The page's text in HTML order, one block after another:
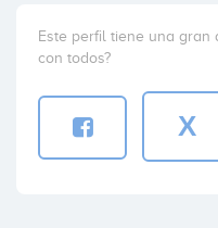
Este perfil tiene una gran
con todos?
X